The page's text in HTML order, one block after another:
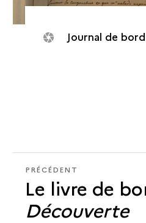
Journal de bord de <i>La Découverte</i>
PRÉCÉDENT
PRÉCÉDENT
Le livre de
Découverte